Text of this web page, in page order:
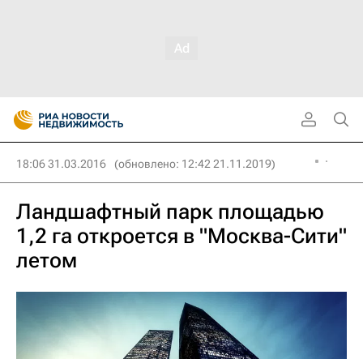
18:06 31.03.2016 (обновлено: 12:42 21.11.2019)
Ландшафтный парк площадью
1,2 га откроется в "Москва-Сити"
летом